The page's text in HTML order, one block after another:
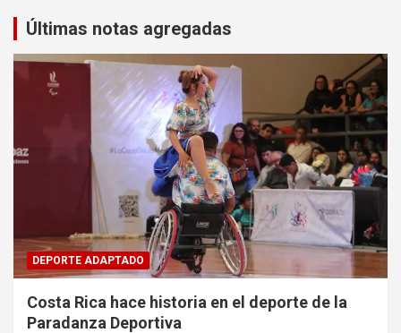
Últimas notas agregadas
DEPORTE ADAPTADO
Costa Rica hace historia en el deporte de la
Paradanza Deportiva